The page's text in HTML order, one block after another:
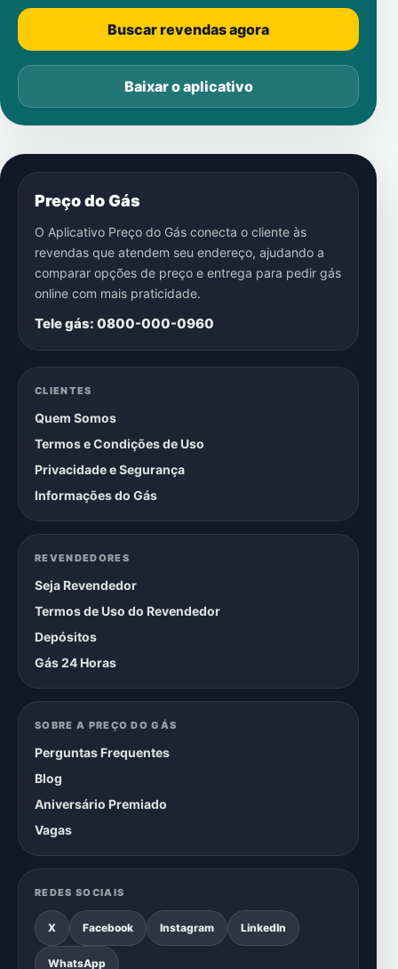
Buscar revendas agora
Baixar o aplicativo
Preço do Gás
O Aplicativo Preço do Gás conecta o cliente às
revendas que atendem seu endereço, ajudando a
comparar opções de preço e entrega para pedir gás
online com mais praticidade.
Tele gás: 0800-000-0960
CLIENTES
Quem Somos
Termos e Condições de Uso
Privacidade e Segurança
Informações do Gás
REVENDEDORES
Seja Revendedor
Termos de Uso do Revendedor
Depósitos
Gás 24 Horas
SOBRE A PREÇO DO GÁS
Perguntas Frequentes
Blog
Aniversário Premiado
Vagas
REDES SOCIAIS
X Facebook Instagram LinkedIn
WhatsApp